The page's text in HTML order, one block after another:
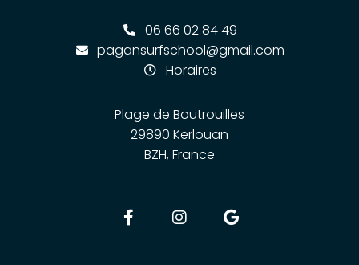
06 66 02 84 49
pagansurfschool@gmail.com
Horaires
Plage de Boutrouilles
29890 Kerlouan
BZH, France